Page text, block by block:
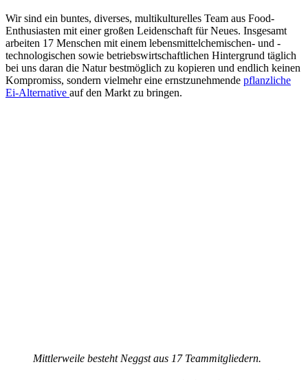
Wir sind ein buntes, diverses, multikulturelles Team aus Food-
Enthusiasten mit einer großen Leidenschaft für Neues. Insgesamt
arbeiten 17 Menschen mit einem lebensmittelchemischen- und -
technologischen sowie betriebswirtschaftlichen Hintergrund täglich
bei uns daran die Natur bestmöglich zu kopieren und endlich keinen
Kompromiss, sondern vielmehr eine ernstzunehmende pflanzliche
Ei-Alternative auf den Markt zu bringen.
Mittlerweile besteht Neggst aus 17 Teammitgliedern.